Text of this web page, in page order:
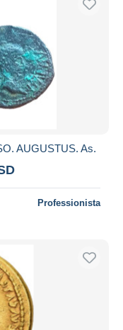
AUGUSTUS. As.
Professionista